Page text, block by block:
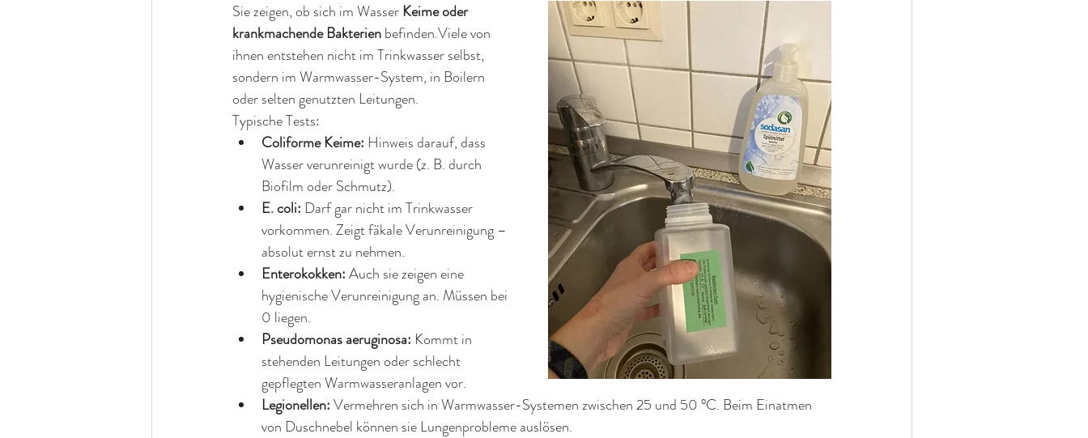
Sie zeigen, ob sich im Wasser Keime oder
krankmachende Bakterien befinden.Viele von
ihnen entstehen nicht im Trinkwasser selbst,
sondern im Warmwasser-System, in Boilern
oder selten genutzten Leitungen.
Typische Tests:
Coliforme Keime: Hinweis darauf, dass
Wasser verunreinigt wurde (z. B. durch
Biofilm oder Schmutz).
E. coli: Darf gar nicht im Trinkwasser
vorkommen. Zeigt fäkale Verunreinigung –
absolut ernst zu nehmen.
Enterokokken: Auch sie zeigen eine
hygienische Verunreinigung an. Müssen bei
0 liegen.
Pseudomonas aeruginosa: Kommt in
stehenden Leitungen oder schlecht
gepflegten Warmwasseranlagen vor.
Legionellen: Vermehren sich in Warmwasser-Systemen zwischen 25 und 50 °C. Beim Einatmen
von Duschnebel können sie Lungenprobleme auslösen.